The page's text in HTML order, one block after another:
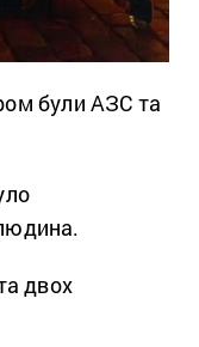
були АЗС та
двох